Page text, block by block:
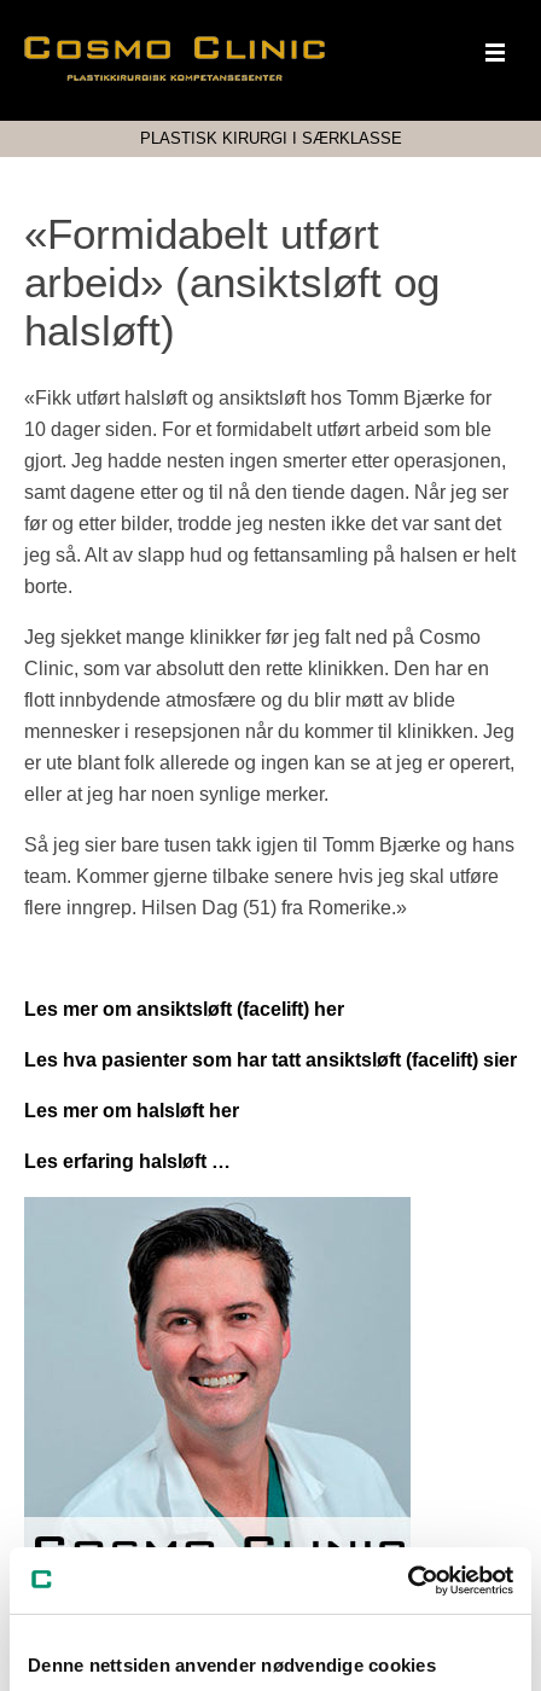
Denne nettsiden anvender nødvendige cookies
PLASTISK KIRURGI I SÆRKLASSE
«Formidabelt utført
arbeid» (ansiktsløft og
halsløft)
«Fikk utført halsløft og ansiktsløft hos Tomm Bjærke for
10 dager siden. For et formidabelt utført arbeid som ble
gjort. Jeg hadde nesten ingen smerter etter operasjonen,
samt dagene etter og til nå den tiende dagen. Når jeg ser
før og etter bilder, trodde jeg nesten ikke det var sant det
jeg så. Alt av slapp hud og fettansamling på halsen er helt
borte.
Jeg sjekket mange klinikker før jeg falt ned på Cosmo
Clinic, som var absolutt den rette klinikken. Den har en
flott innbydende atmosfære og du blir møtt av blide
mennesker i resepsjonen når du kommer til klinikken. Jeg
er ute blant folk allerede og ingen kan se at jeg er operert,
eller at jeg har noen synlige merker.
Så jeg sier bare tusen takk igjen til Tomm Bjærke og hans
team. Kommer gjerne tilbake senere hvis jeg skal utføre
flere inngrep. Hilsen Dag (51) fra Romerike.»
Les mer om ansiktsløft (facelift) her
Les hva pasienter som har tatt ansiktsløft (facelift) sier
Les mer om halsløft her
Les erfaring halsløft …
Les tilbakemeldinger Tomm Bjærke har fått av